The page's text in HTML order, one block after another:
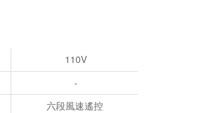
110V
-
六段風速遙控